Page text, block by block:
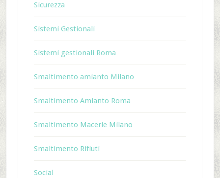
Sicurezza
Sistemi Gestionali
Sistemi gestionali Roma
Smaltimento amianto Milano
Smaltimento Amianto Roma
Smaltimento Macerie Milano
Smaltimento Rifiuti
Social